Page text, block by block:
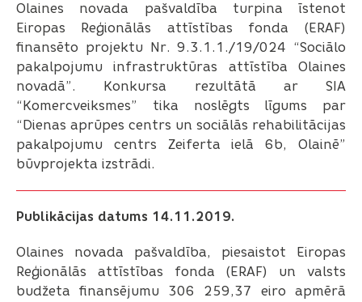
Olaines novada pašvaldība turpina īstenot
Eiropas Reģionālās attīstības fonda (ERAF)
finansēto projektu Nr. 9.3.1.1./19/024 “Sociālo
pakalpojumu infrastruktūras attīstība Olaines
novadā”. Konkursa rezultātā ar SIA
“Komercveiksmes” tika noslēgts līgums par
“Dienas aprūpes centrs un sociālās rehabilitācijas
pakalpojumu centrs Zeiferta ielā 6b, Olainē”
būvprojekta izstrādi.
Publikācijas datums 14.11.2019.
Olaines novada pašvaldība, piesaistot Eiropas
Reģionālās attīstības fonda (ERAF) un valsts
budžeta finansējumu 306 259,37 eiro apmērā